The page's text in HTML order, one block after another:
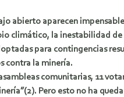
abierto aparecen
climático, la inestabilidad de
para contingencias
contra la minería.
comunitarias, 11
Pero esto no ha